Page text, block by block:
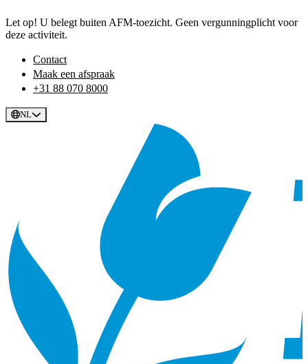
Let op! U belegt buiten AFM-toezicht. Geen vergunningplicht voor
deze activiteit.
Contact
Maak een afspraak
+31 88 070 8000
NL